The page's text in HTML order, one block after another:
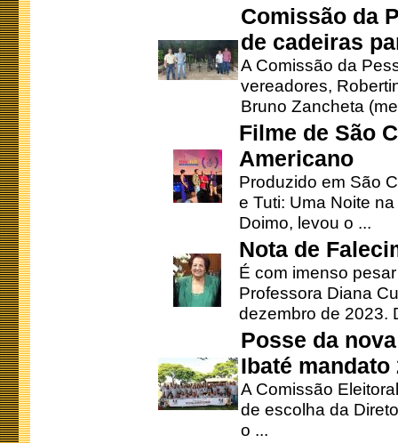
Comissão da
de cadeiras
A Comissão da
vereadores,
Bruno Zancheta
Filme de São
Americano
Produzido em São
e Tuti: Uma Noite
Doimo, levou o ...
Nota de
É com imenso
Professora Diana
dezembro de 2023.
Posse da
Ibaté mandato
A Comissão
de escolha da
o ...